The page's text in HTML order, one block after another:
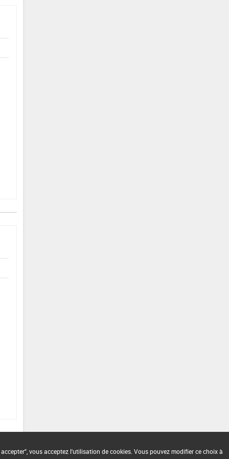
vous acceptez l'utilisation de cookies. Vous pouvez modifier ce choix à